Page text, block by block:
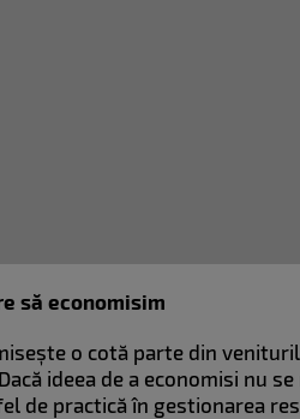
să economisim
o cotă parte din
ideea de a economisi nu
de practică în gestionarea